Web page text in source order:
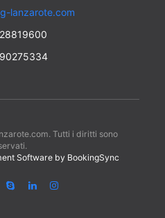
lanzarote.com
Tutti i diritti sono
Software by BookingSync